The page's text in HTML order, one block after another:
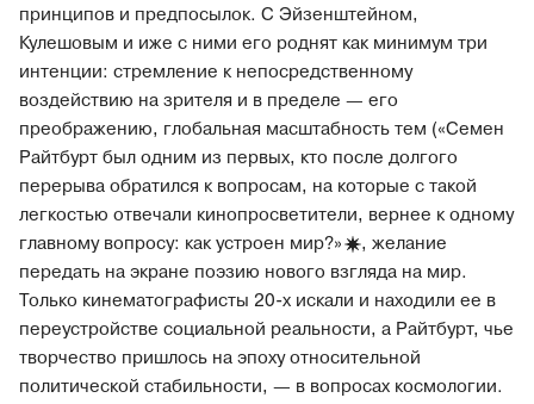
принципов и предпосылок. С Эйзенштейном,
Кулешовым и иже с ними его роднят как минимум три
интенции: стремление к непосредственному
воздействию на зрителя и в пределе — его
преображению, глобальная масштабность тем («Семен
Райтбурт был одним из первых, кто после долгого
перерыва обратился к вопросам, на которые с такой
легкостью отвечали кинопросветители, вернее к одному
главному вопросу: как устроен мир?»
, желание
передать на экране поэзию нового взгляда на мир.
Только кинематографисты 20-х искали и находили ее в
переустройстве социальной реальности, а Райтбурт, чье
творчество пришлось на эпоху относительной
политической стабильности, — в вопросах космологии.